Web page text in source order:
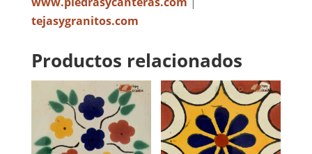
tejasygranitos.com
Productos relacionados